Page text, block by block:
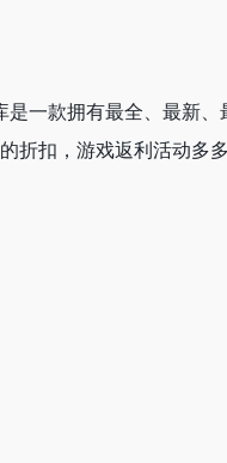
一款拥有最全、最新
扣，游戏返利活动多